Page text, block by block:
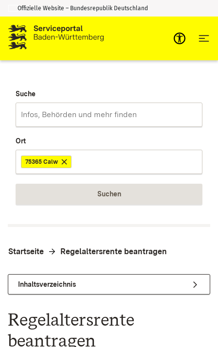
Zum Inhalt springen
Zur Suche springen
Offizielle Website – Bundesrepublik Deutschland
Suche
Ort
75365 Calw
Suchen
Startseite Regelaltersrente beantragen
Inhaltsverzeichnis
Regelaltersrente
beantragen